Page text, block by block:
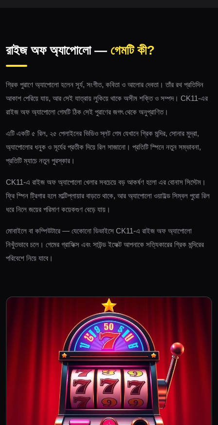
রাইজ অফ অ্যাপোলো — গেমটি কী?
গ্রিক পুরাণে অ্যাপোলো হলেন সূর্য, সংগীত, কবিতা ও আলোর দেবতা। তাঁর রথ প্রতিদিন
আকাশ পেরিয়ে যায়, আর সেই যাত্রায় লুকিয়ে থাকে অসীম শক্তি ও সম্পদ। CK11-এর
রাইজ অফ অ্যাপোলো গেমটি ঠিক সেই পুরাণের জগৎ থেকে অনুপ্রাণিত।
এটি একটি ৫ রিল, ২৫ পেলাইনের ভিডিও স্লট গেম যেখানে গ্রিক মন্দির, সোনার মুদ্রা,
অ্যাপোলোর ধনুক ও সূর্যের প্রতীক দিয়ে রিল সাজানো। প্রতিটি স্পিনে নতুন সম্ভাবনা,
প্রতিটি ম্যাচে নতুন পুরস্কার।
CK11-এ রাইজ অফ অ্যাপোলো খেলার সবচেয়ে বড় আকর্ষণ হলো এর বোনাস সিস্টেম।
ফ্রি স্পিন ট্রিগার হলে মাল্টিপ্লায়ার বাড়তে থাকে, আর অ্যাপোলো ওয়াইল্ড সিম্বল পুরো রিল
ধরে নিলে জয়ের পরিমাণ কয়েকগুণ বেড়ে যায়।
মোবাইলে বা কম্পিউটারে — যেকোনো ডিভাইসে CK11-এ রাইজ অফ অ্যাপোলো
নিখুঁতভাবে চলে। গেমের গ্রাফিক্স এবং সাউন্ড ইফেক্ট আপনাকে সত্যিকারের গ্রিক মন্দিরের
পরিবেশে নিয়ে যাবে।